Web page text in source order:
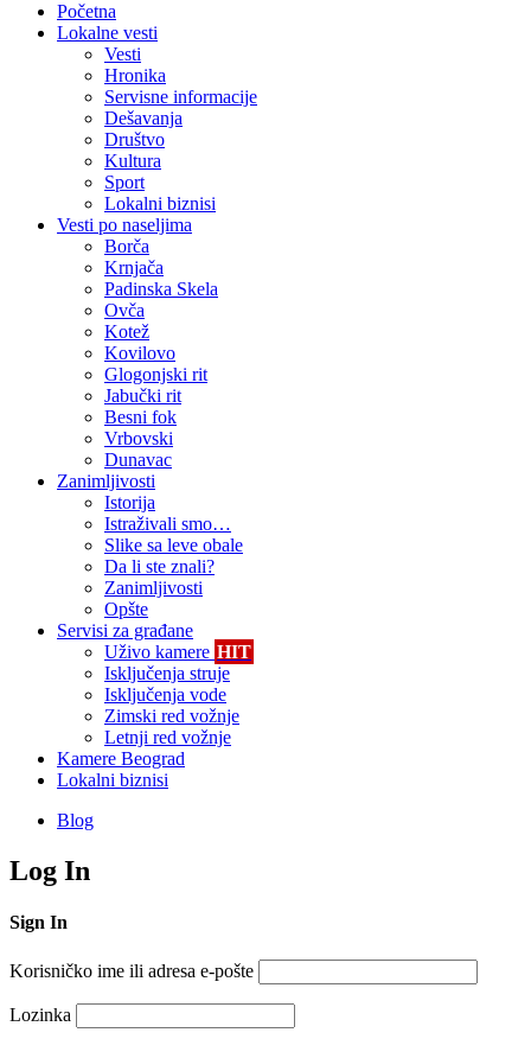
Početna
Lokalne vesti
Vesti
Hronika
Servisne informacije
Dešavanja
Društvo
Kultura
Sport
Lokalni biznisi
Vesti po naseljima
Borča
Krnjača
Padinska Skela
Ovča
Kotež
Kovilovo
Glogonjski rit
Jabučki rit
Besni fok
Vrbovski
Dunavac
Zanimljivosti
Istorija
Istraživali smo…
Slike sa leve obale
Da li ste znali?
Zanimljivosti
Opšte
Servisi za građane
Uživo kamere HIT
Isključenja struje
Isključenja vode
Zimski red vožnje
Letnji red vožnje
Kamere Beograd
Lokalni biznisi
Blog
Log In
Sign In
Korisničko ime ili adresa e-pošte
Lozinka